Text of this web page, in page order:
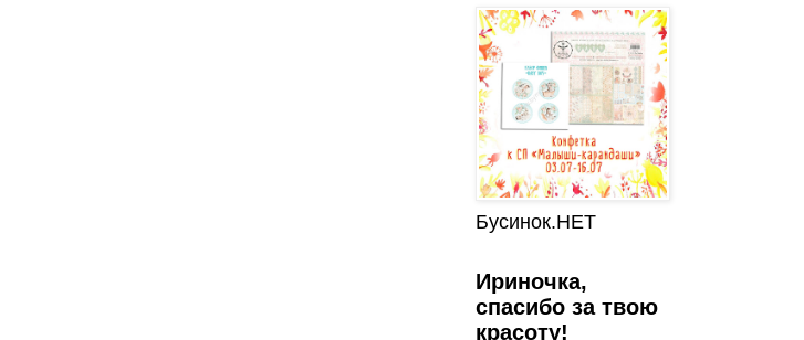
Бусинок.НЕТ
Ириночка,
спасибо за твою
красоту!